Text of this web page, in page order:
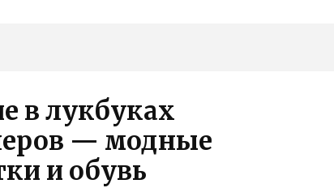
в лукбуках
— модные
и обувь